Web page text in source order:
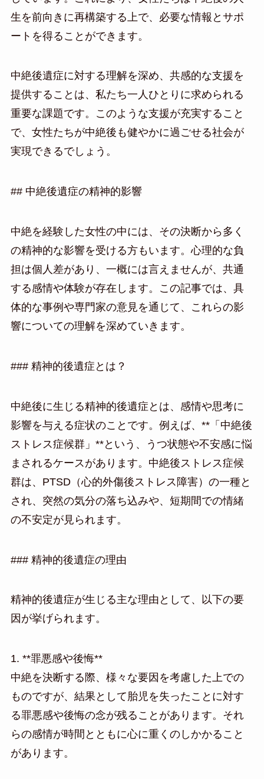
生を前向きに再構築する上で、必要な情報とサポ
ートを得ることができます。
中絶後遺症に対する理解を深め、共感的な支援を
提供することは、私たち一人ひとりに求められる
重要な課題です。このような支援が充実すること
で、女性たちが中絶後も健やかに過ごせる社会が
実現できるでしょう。
## 中絶後遺症の精神的影響
中絶を経験した女性の中には、その決断から多く
の精神的な影響を受ける方もいます。心理的な負
担は個人差があり、一概には言えませんが、共通
する感情や体験が存在します。この記事では、具
体的な事例や専門家の意見を通じて、これらの影
響についての理解を深めていきます。
### 精神的後遺症とは？
中絶後に生じる精神的後遺症とは、感情や思考に
影響を与える症状のことです。例えば、**「中絶後
ストレス症候群」**という、うつ状態や不安感に悩
まされるケースがあります。中絶後ストレス症候
群は、PTSD（心的外傷後ストレス障害）の一種と
され、突然の気分の落ち込みや、短期間での情緒
の不安定が見られます。
### 精神的後遺症の理由
精神的後遺症が生じる主な理由として、以下の要
因が挙げられます。
1. **罪悪感や後悔**
中絶を決断する際、様々な要因を考慮した上での
ものですが、結果として胎児を失ったことに対す
る罪悪感や後悔の念が残ることがあります。それ
らの感情が時間とともに心に重くのしかかること
があります。